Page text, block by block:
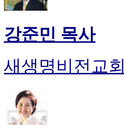
강준민 목사
새생명비전교회